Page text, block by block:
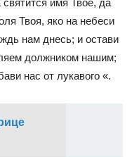
имя Твое, да
Твоя, яко на небеси
нам днесь; и остави
должником нашим;
нас от лукавого «.